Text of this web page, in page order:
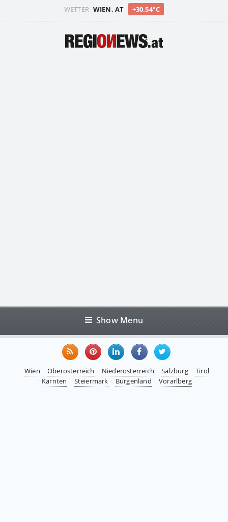
WETTER WIEN, AT +30.54°C
Show Menu
Wien Oberösterreich Niederösterreich Salzburg
Tirol
Kärnten
Steiermark Burgenland Vorarlberg